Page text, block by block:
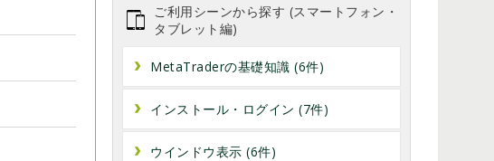
ご利用シーンから探す (スマートフォン・
タブレット編)
MetaTraderの基礎知識 (6件)
インストール・ログイン (7件)
ウインドウ表示 (6件)